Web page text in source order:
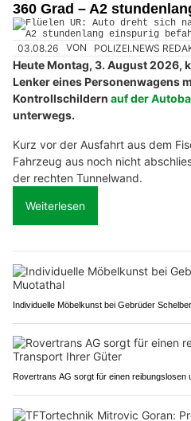
360 Grad – A2
03.08.26 VON POLIZEI.NEWS
Heute Montag, 3. August 2026,
Lenker eines Personenwagens
Kontrollschildern auf der
unterwegs.
Kurz vor der Ausfahrt aus dem
Fahrzeug aus noch nicht
der rechten Tunnelwand.
Weiterlesen
Individuelle Möbelkunst bei Gebrüder
Rovertrans AG sorgt für einen